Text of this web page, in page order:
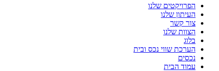
הפרויקטים שלנו
העיתון שלנו
צור קשר
הצוות שלנו
בלוג
הערכת שווי נכס ובית
נכסים
עמוד הבית